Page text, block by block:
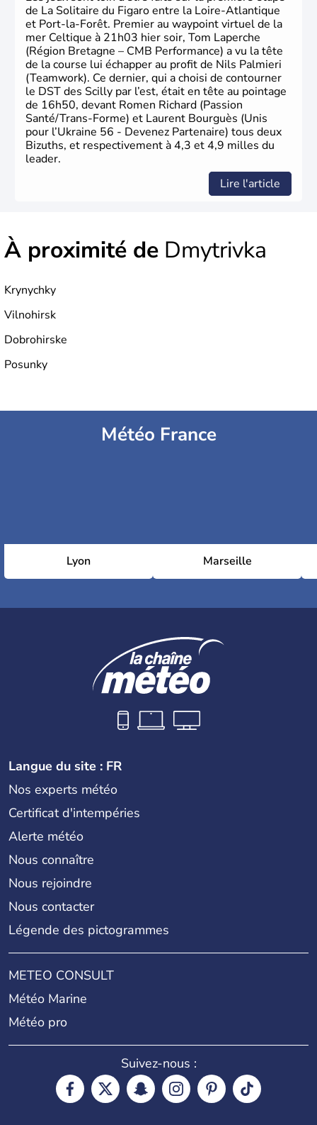
de La Solitaire du Figaro entre la Loire-Atlantique
et Port-la-Forêt. Premier au waypoint virtuel de la
mer Celtique à 21h03 hier soir, Tom Laperche
(Région Bretagne – CMB Performance) a vu la tête
de la course lui échapper au profit de Nils Palmieri
(Teamwork). Ce dernier, qui a choisi de contourner
le DST des Scilly par l’est, était en tête au pointage
de 16h50, devant Romen Richard (Passion
Santé/Trans-Forme) et Laurent Bourguès (Unis
pour l’Ukraine 56 - Devenez Partenaire) tous deux
Bizuths, et respectivement à 4,3 et 4,9 milles du
leader.
Lire l'article
À proximité de Dmytrivka
Krynychky
Vilnohirsk
Dobrohirske
Posunky
Météo France
Lyon Marseille
Langue du site : FR
Nos experts météo
Certificat d'intempéries
Alerte météo
Nous connaître
Nous rejoindre
Nous contacter
Légende des pictogrammes
METEO CONSULT
Météo Marine
Météo pro
Suivez-nous :